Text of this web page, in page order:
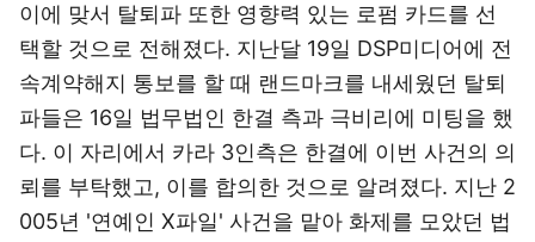
이에 맞서 탈퇴파 또한 영향력 있는 로펌 카드를 선
택할 것으로 전해졌다. 지난달 19일 DSP미디어에 전
속계약해지 통보를 할 때 랜드마크를 내세웠던 탈퇴
파들은 16일 법무법인 한결 측과 극비리에 미팅을 했
다. 이 자리에서 카라 3인측은 한결에 이번 사건의 의
뢰를 부탁했고, 이를 합의한 것으로 알려졌다. 지난 2
005년 '연예인 X파일' 사건을 맡아 화제를 모았던 법